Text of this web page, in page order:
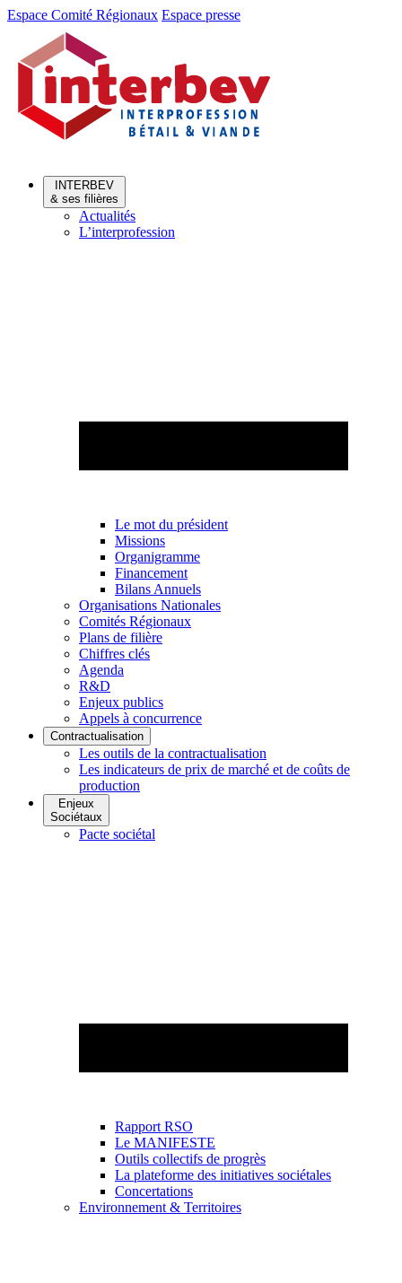
Aller
Aller
contenu
Espace Comité Régionaux Espace presse
INTERBEV
& ses filières
Actualités
L’interprofession
Le mot du président
Missions
Organigramme
Financement
Bilans Annuels
Organisations Nationales
Comités Régionaux
Plans de filière
Chiffres clés
Agenda
R&D
Enjeux publics
Appels à concurrence
Contractualisation
Les outils de la contractualisation
Les indicateurs de prix de marché et de coûts de
production
Enjeux
Sociétaux
Pacte sociétal
Rapport RSO
Le MANIFESTE
Outils collectifs de progrès
La plateforme des initiatives sociétales
Concertations
Environnement & Territoires